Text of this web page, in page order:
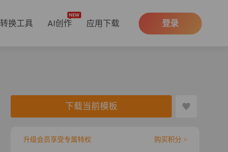
转换工具 AI创作 应用下载 登录
下载当前模板
升级会员享受专属特权 购买积分 >